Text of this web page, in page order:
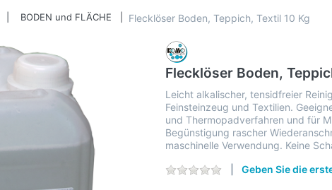
BODEN und FLÄCHE Flecklöser Boden, Teppich, Textil 10 Kg
Flecklöser Boden,
Leicht alkalischer, tensidfreier
Feinsteinzeug und Textilien.
und Thermopadverfahren und für
Begünstigung rascher
maschinelle Verwendung. Keine
Geben Sie die